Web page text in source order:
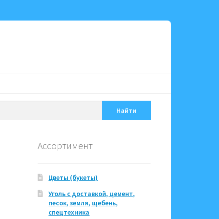
Найти
Ассортимент
Цветы (букеты)
Уголь с доставкой, цемент,
песок, земля, щебень,
спецтехника